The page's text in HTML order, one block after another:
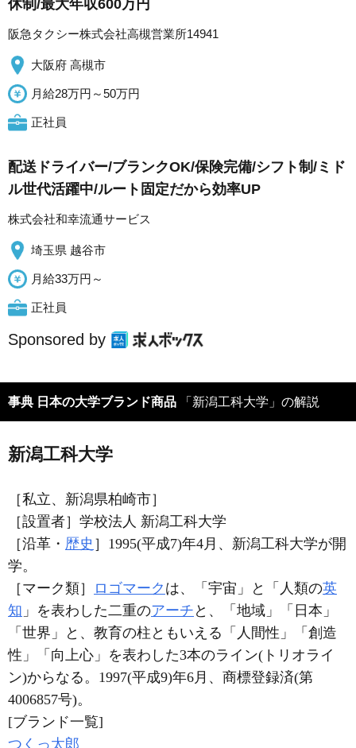
休制/最大年収600万円
阪急タクシー株式会社高槻営業所14941
大阪府 高槻市
月給28万円～50万円
正社員
配送ドライバー/ブランクOK/保険完備/シフト制/ミド
ル世代活躍中/ルート固定だから効率UP
株式会社和幸流通サービス
埼玉県 越谷市
月給33万円～
正社員
Sponsored by
事典 日本の大学ブランド商品 「新潟工科大学」の解説
新潟工科大学
［私立、新潟県柏崎市］
［設置者］学校法人 新潟工科大学
［沿革・ 歴史 ］1995(平成7)年4月、新潟工科大学が開
学。
［マーク類］
ロゴマーク は、「宇宙」と「人類の英
知 」を表わした二重のアーチ と、「地域」「日本」
「世界」と、教育の柱ともいえる「人間性」「創造
性」「向上心」を表わした3本のライン(トリオライ
ン)からなる。1997(平成9)年6月、商標登録済(第
4006857号)。
[ブランド一覧]
つくっ太郎